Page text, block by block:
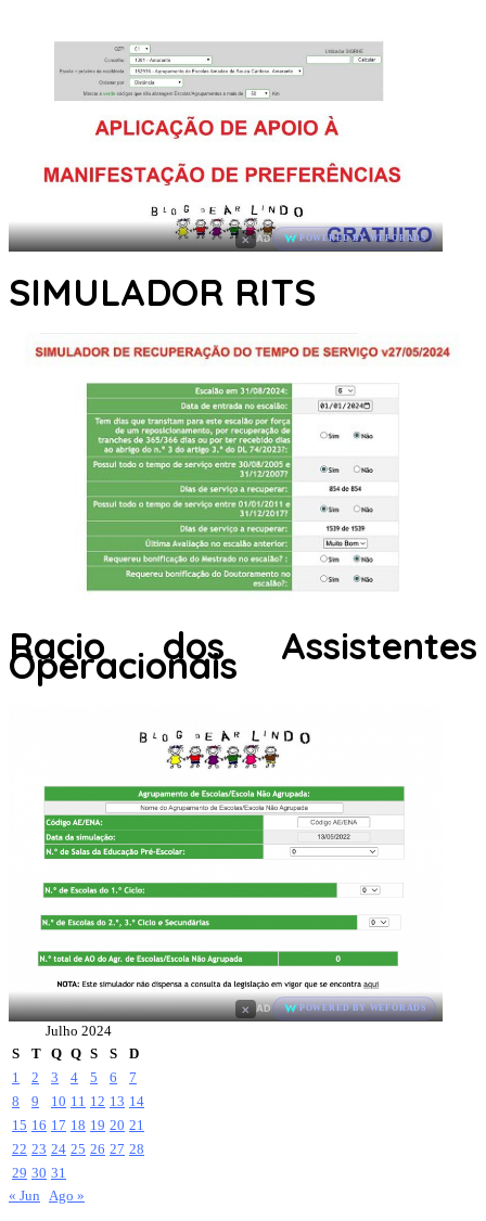
× AD POWERED BY WEFORADS
SIMULADOR RITS
Racio dos Assistentes
Operacionais
× AD POWERED BY WEFORADS
Julho 2024
S
T Q Q S S
D
1
2 3 4 5 6
7
8
9 10 11 12 13 14
15 16 17 18 19 20 21
22 23 24 25 26 27 28
29 30 31
« Jun Ago »